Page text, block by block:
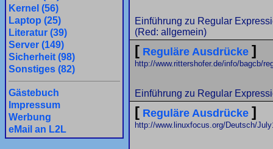
Kernel (56)
Laptop (25)
Literatur (39)
Server (149)
Sicherheit (98)
Sonstiges (82)
Gästebuch
Impressum
Werbung
eMail an L2L
Einführung zu Regular
(Red: allgemein)
[ Reguläre Ausdrücke ]
http://www.rittershofer.de/info/bagcb/
Einführung zu Regular
[ Reguläre Ausdrücke ]
http://www.linuxfocus.org/Deutsch/